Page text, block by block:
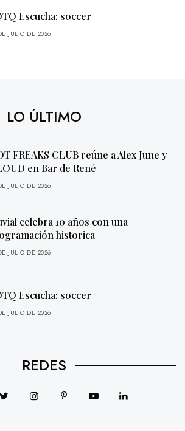
Escucha: soccer
JULIO DE 2026
LO ÚLTIMO
FREAKS CLUB reúne a Alex June y
en Bar de René
JULIO DE 2026
celebra 10 años con una
historica
JULIO DE 2026
Escucha: soccer
JULIO DE 2026
REDES